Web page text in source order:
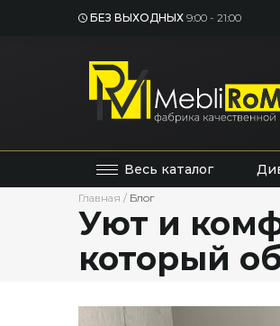
БЕЗ ВЫХОДНЫХ 9:00 - 21:00
Весь каталог
Главная / Блог
Уют и
который